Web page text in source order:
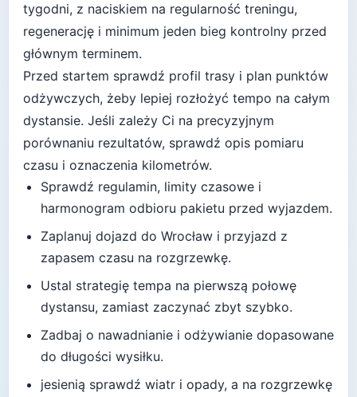
tygodni, z naciskiem na regularność treningu,
regenerację i minimum jeden bieg kontrolny przed
głównym terminem.
Przed startem sprawdź profil trasy i plan punktów
odżywczych, żeby lepiej rozłożyć tempo na całym
dystansie. Jeśli zależy Ci na precyzyjnym
porównaniu rezultatów, sprawdź opis pomiaru
czasu i oznaczenia kilometrów.
Sprawdź regulamin, limity czasowe i
harmonogram odbioru pakietu przed wyjazdem.
Zaplanuj dojazd do Wrocław i przyjazd z
zapasem czasu na rozgrzewkę.
Ustal strategię tempa na pierwszą połowę
dystansu, zamiast zaczynać zbyt szybko.
Zadbaj o nawadnianie i odżywianie dopasowane
do długości wysiłku.
jesienią sprawdź wiatr i opady, a na rozgrzewkę